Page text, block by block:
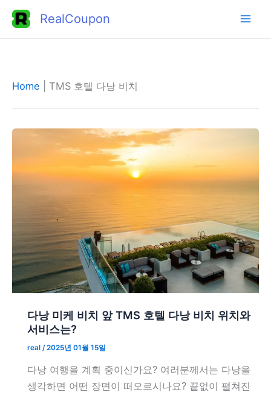
RealCoupon
Home TMS 호텔 다낭 비치
다낭 미케 비치 앞 TMS 호텔 다낭 비치 위치와
서비스는?
real /2025년 01월 15일
다낭 여행을 계획 중이신가요? 여러분께서는 다낭을
생각하면 어떤 장면이 떠오르시나요? 끝없이 펼쳐진